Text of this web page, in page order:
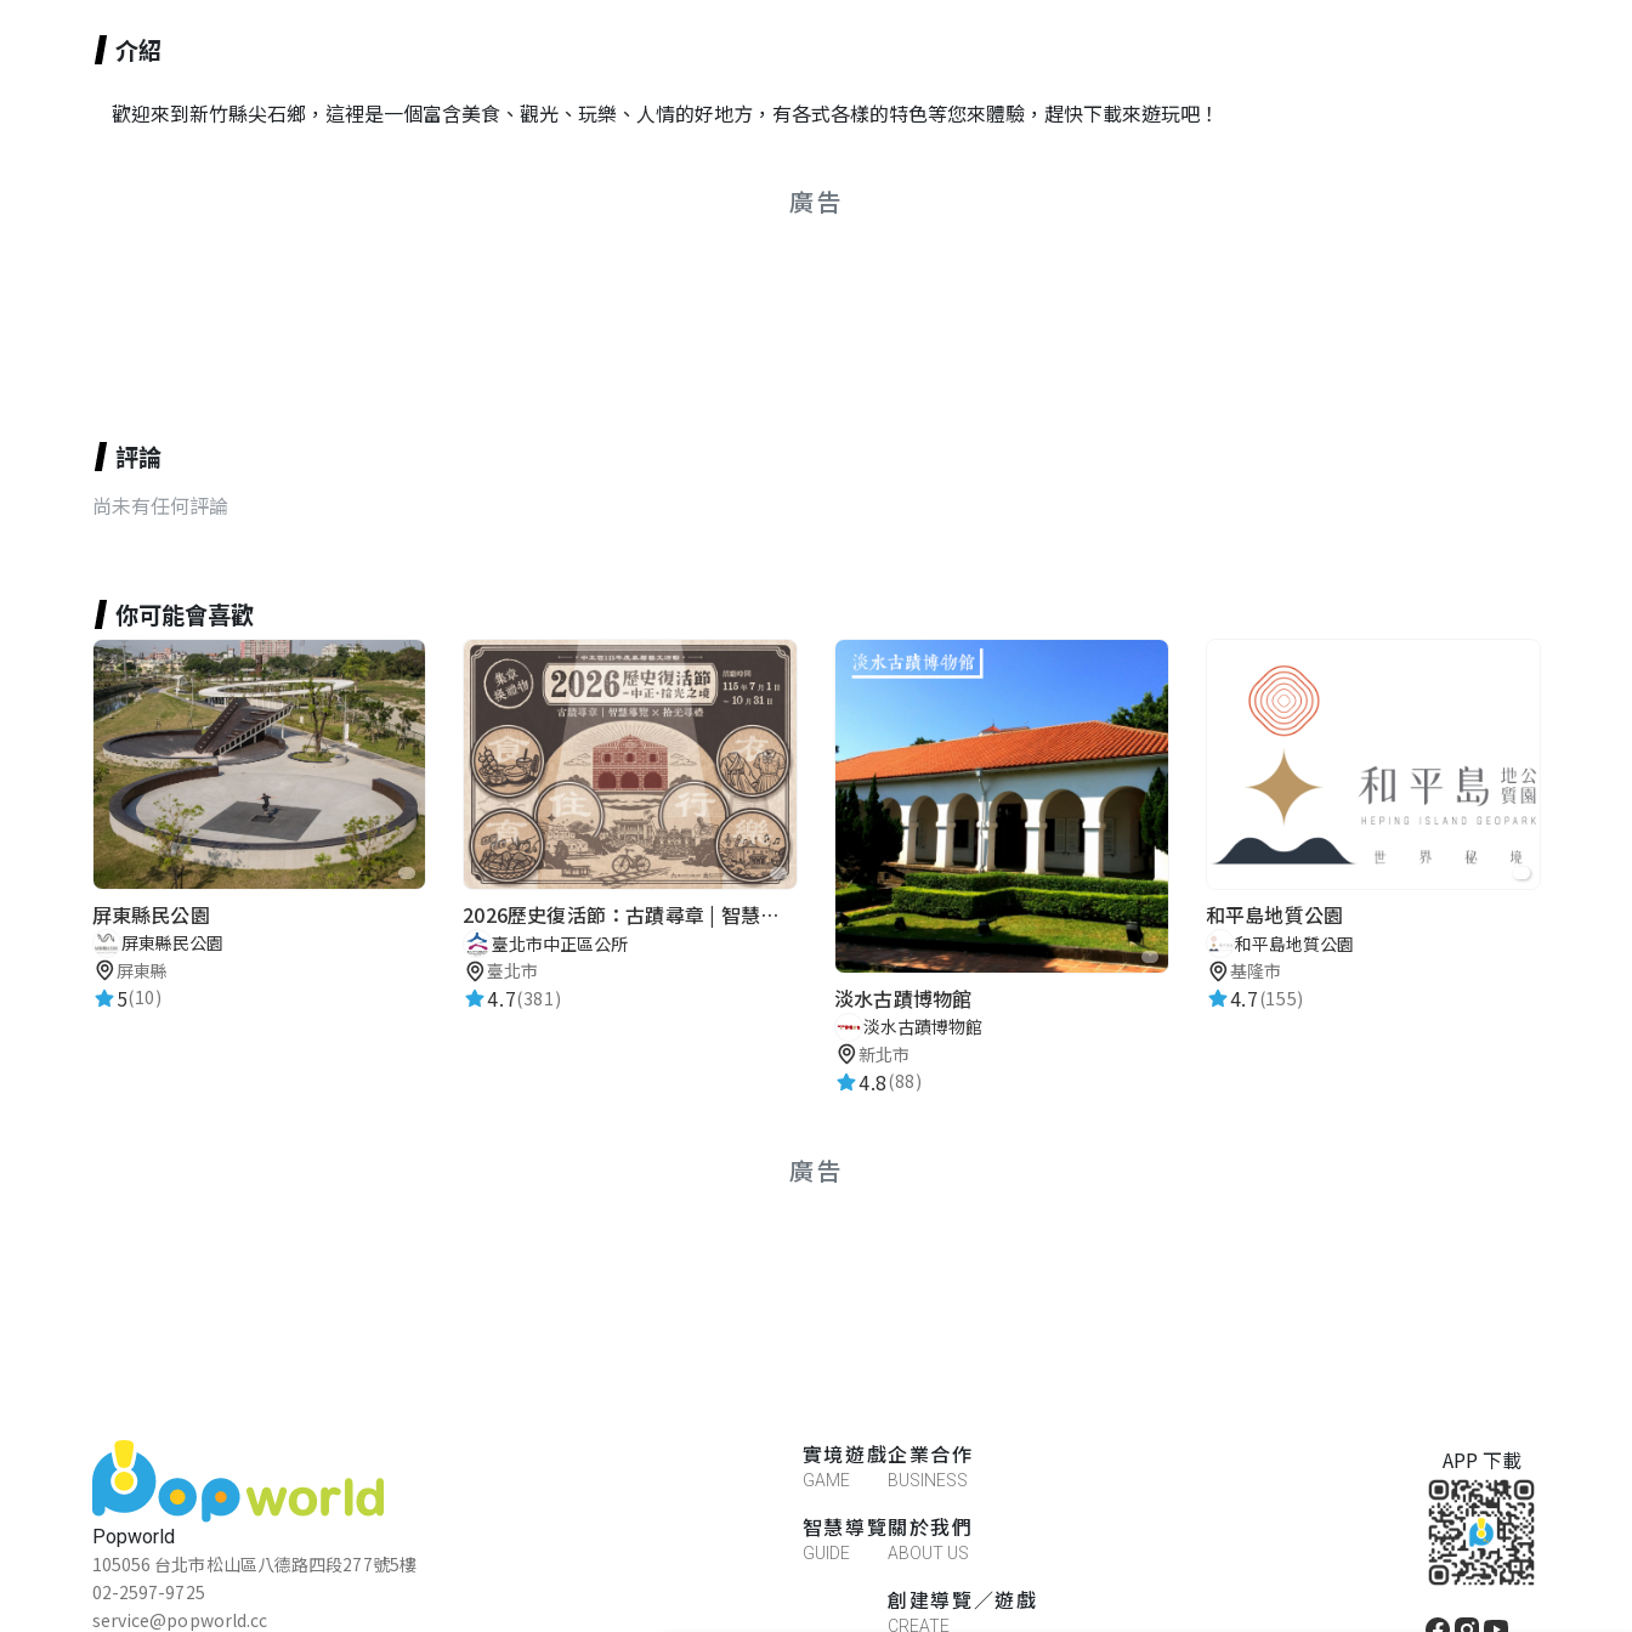
介紹
歡迎來到新竹縣尖石鄉，這裡是一個富含美食、觀光、玩樂、人情的好地方，有各式各樣的特色等您來體驗，趕快下載來遊玩吧！
廣告
評論
尚未有任何評論
你可能會喜歡
屏東縣民公園
屏東縣民公園
屏東縣
5(10)
2026歷史復活節：古蹟尋章 | 智慧導覽 × 拾光尋禮
臺北市中正區公所
臺北市
4.7(381) 淡水古蹟博物館
淡水古蹟博物館
新北市
4.8(88)
和平島地質公園
和平島地質公園
基隆市
4.7(155)
廣告
Popworld
105056 台北市松山區八德路四段277號5樓
02-2597-9725
service@popworld.cc
實境遊戲
GAME
智慧導覽
GUIDE
企業合作
BUSINESS
關於我們
ABOUT US
創建導覽／遊戲
CREATE
APP 下載